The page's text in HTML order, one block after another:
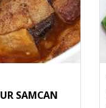
SAMCAN